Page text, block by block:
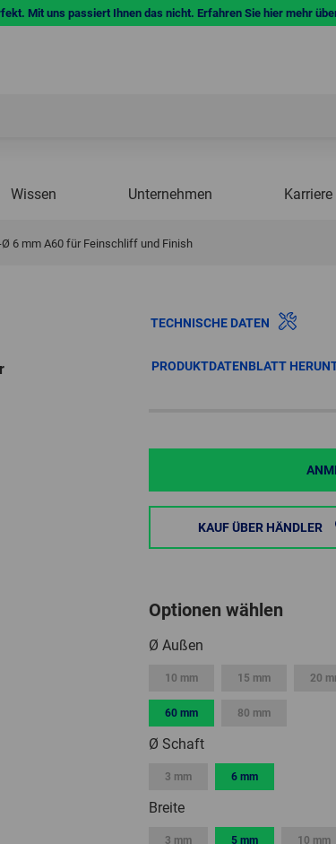
Mit uns passiert Ihnen das nicht. Erfahren Sie hier mehr
Wissen Unternehmen Karriere
6 mm A60 für Feinschliff und Finish
TECHNISCHE DATEN
PRODUKTDATENBLATT
KAUF ÜBER HÄNDLER
Optionen wählen
Ø Außen
10 mm 15 mm 20
60 mm 80 mm
Ø Schaft
3 mm 6 mm
Breite
3 mm 5 mm 10 mm